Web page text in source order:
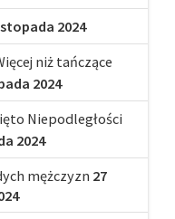
2024
niż tańczące
2024
Niepodległości
2024
mężczyzn 27